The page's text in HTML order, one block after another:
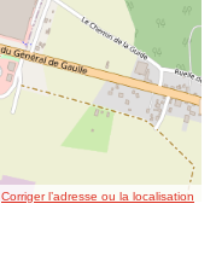
Corriger l’adresse ou la localisation